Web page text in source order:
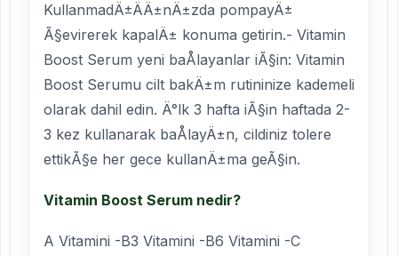
KullanmadÄ±ÄÄ±nÄ±zda pompayÄ±
Ã§evirerek kapalÄ± konuma getirin.- Vitamin
Boost Serum yeni baÅlayanlar iÃ§in: Vitamin
Boost Serumu cilt bakÄ±m rutininize kademeli
olarak dahil edin. Ä°lk 3 hafta iÃ§in haftada 2-
3 kez kullanarak baÅlayÄ±n, cildiniz tolere
ettikÃ§e her gece kullanÄ±ma geÃ§in.
Vitamin Boost Serum nedir?
A Vitamini -B3 Vitamini -B6 Vitamini -C